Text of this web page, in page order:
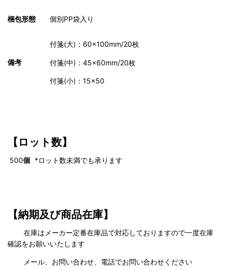
梱包形態 個別PP袋入り
備考
付箋(大)：60×100mm/20枚
付箋(中)：45×60mm/20枚
付箋(小)：15×50
【ロット数】
500個 *ロット数未満でも承ります
【納期及び商品在庫】
在庫はメーカー定番在庫品で対応しておりますので一度在庫
確認をお願いいたします
メール、お問い合わせ、電話でお問い合わせください